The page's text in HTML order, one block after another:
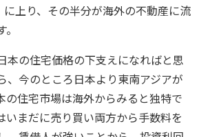
上り、その半分が海外の不動産に流
本の住宅価格の下支えになればと思
、今のところ日本より東南アジアが
の住宅市場は海外からみると独特で
いまだに売り買い両方から手数料を